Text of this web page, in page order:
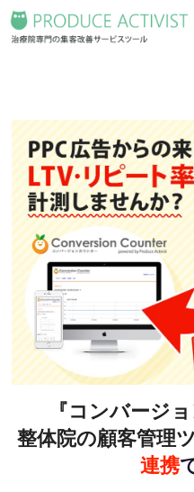
予約シス
資料ダウン
２ヶ月無料体
『コ ンバージ
整体院の顧客管理
連携